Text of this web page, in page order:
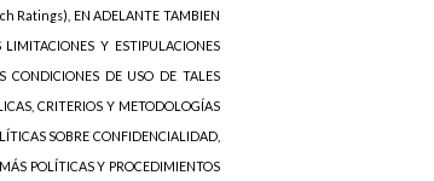
Ratings), EN ADELANTE TAMBIEN
Y ESTIPULACIONES
CONDICIONES DE USO DE TALES
CRITERIOS Y METODOLOGÍAS
SOBRE CONFIDENCIALIDAD,
POLÍTICAS Y PROCEDIMIENTOS